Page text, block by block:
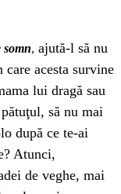
somn, ajută-l să nu
acesta survine
lui dragă sau
să nu mai
după ce te-ai
Atunci,
de veghe, mai